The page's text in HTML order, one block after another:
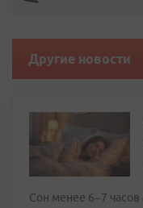
Другие новости
Сон менее 6–7